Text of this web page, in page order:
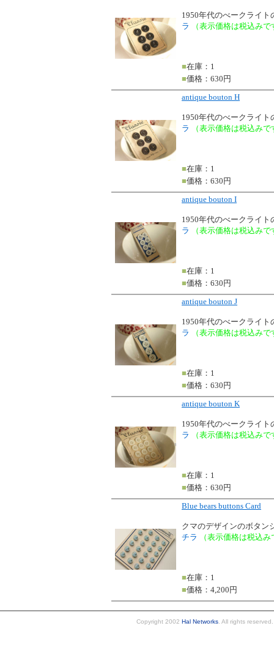
1950年代のべークライ
ラ
（表示価格は税込みで
■在庫：1
■価格：630円
antique bouton H
1950年代のべークライ
ラ
（表示価格は税込みで
■在庫：1
■価格：630円
antique bouton I
1950年代のべークライ
ラ
（表示価格は税込みで
■在庫：1
■価格：630円
antique bouton J
1950年代のべークライ
ラ
（表示価格は税込みで
■在庫：1
■価格：630円
antique bouton K
1950年代のべークライ
ラ
（表示価格は税込みで
■在庫：1
■価格：630円
Blue bears buttons Card
クマのデザインのボタン
チラ
（表示価格は税込み
■在庫：1
■価格：4,200円
Copyright 2002 Hal Networks . All rights